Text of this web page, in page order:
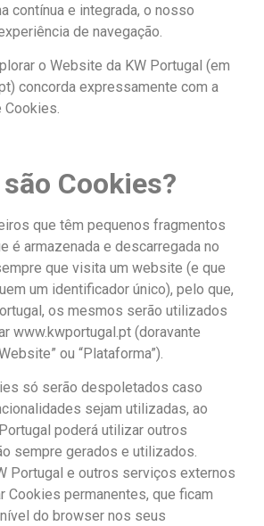
contínua e integrada, o nosso
de navegação.
o Website da KW Portugal (em
concorda expressamente com a
Cookies?
que têm pequenos fragmentos
é armazenada e descarregada no
que visita um website (e que
um identificador único), pelo que,
os mesmos serão utilizados
www.kwportugal.pt (doravante
ou “Plataforma”).
só serão despoletados caso
sejam utilizadas, ao
poderá utilizar outros
sempre gerados e utilizados.
Portugal e outros serviços externos
Cookies permanentes, que ficam
do browser nos seus